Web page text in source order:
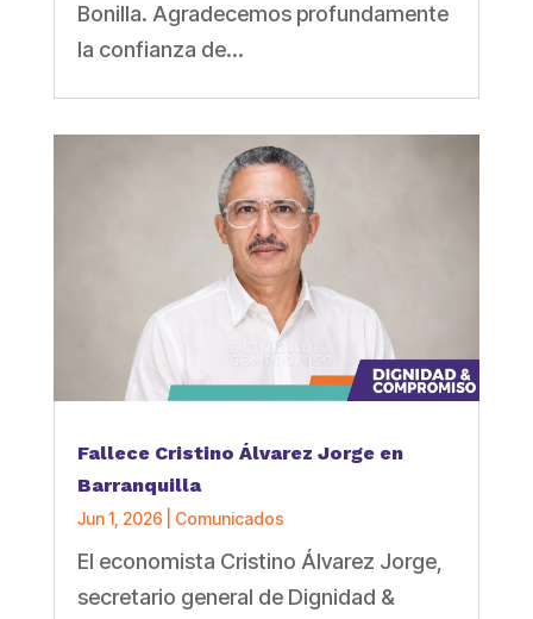
Bonilla. Agradecemos profundamente
la confianza de...
Fallece Cristino Álvarez Jorge en
Barranquilla
Jun 1, 2026 Comunicados
El economista Cristino Álvarez Jorge,
secretario general de Dignidad &